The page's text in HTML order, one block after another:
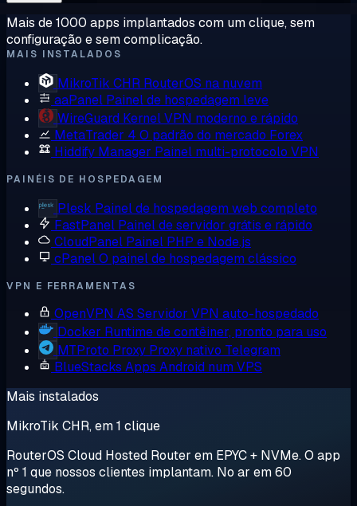
Mais de 1000 apps implantados com um clique, sem
configuração e sem complicação.
MAIS INSTALADOS
MikroTik CHR RouterOS na nuvem
aaPanel Painel de hospedagem leve
WireGuard Kernel VPN moderno e rápido
MetaTrader 4 O padrão do mercado Forex
Hiddify Manager Painel multi-protocolo VPN
PAINÉIS DE HOSPEDAGEM
Plesk Painel de hospedagem web completo
FastPanel Painel de servidor grátis e rápido
CloudPanel Painel PHP e Node.js
cPanelO painel de hospedagem clássico
VPN E FERRAMENTAS
OpenVPN AS Servidor VPN auto-hospedado
Docker Runtime de contêiner, pronto para uso
MTProto Proxy Proxy nativo Telegram
BlueStacks Apps Android num VPS
Mais instalados
MikroTik CHR, em 1 clique
RouterOS Cloud Hosted Router em EPYC + NVMe. O app
nº 1 que nossos clientes implantam. No ar em 60
segundos.